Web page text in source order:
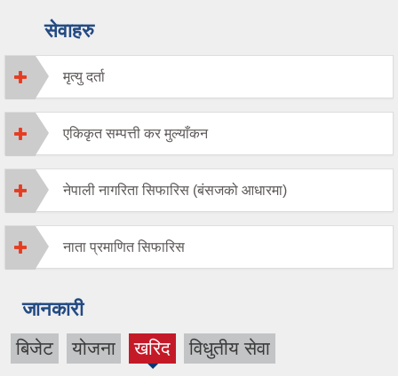
सेवाहरु
मृत्यु दर्ता
एकिकृत सम्पत्ती कर मुल्याँकन
नेपाली नागरिता सिफारिस (बंसजको आधारमा)
नाता प्रमाणित सिफारिस
जानकारी
बिजेट योजना खरिद
(active
विधुतीय सेवा